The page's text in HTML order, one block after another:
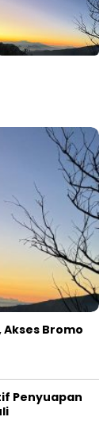
Akses Bromo
Penyuapan